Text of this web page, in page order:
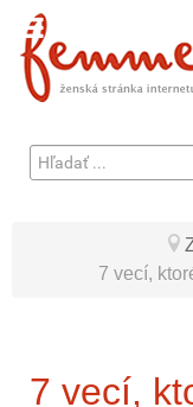
Hľadať
...
7 vecí,
7 vecí,